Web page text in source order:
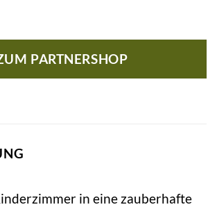
PARTNERSHOP
in eine zauberhafte